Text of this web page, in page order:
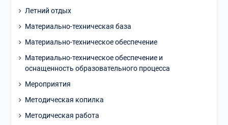
Летний отдых
Материально-техническая база
Материально-техническое обеспечение
Материально-техническое обеспечение и
оснащенность образовательного процесса
Мероприятия
Методическая копилка
Методическая работа